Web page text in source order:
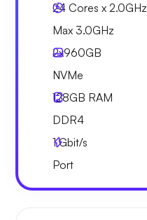
24 Cores x 2.0GHz
Max 3.0GHz
2x960GB
NVMe
128GB RAM
DDR4
1Gbit/s
Port